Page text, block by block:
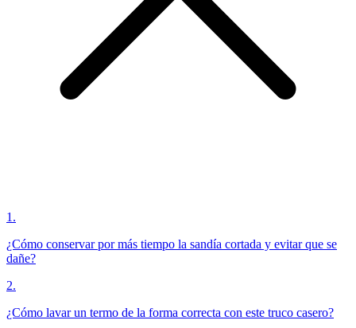
1 .
¿Cómo conservar por más tiempo la sandía cortada y evitar que se
dañe?
2.
¿Cómo lavar un termo de la forma correcta con este truco casero?